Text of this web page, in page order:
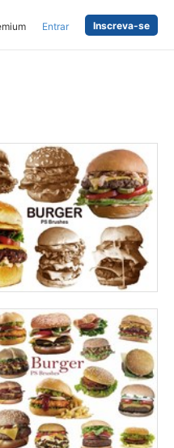
Entrar Inscreva-se